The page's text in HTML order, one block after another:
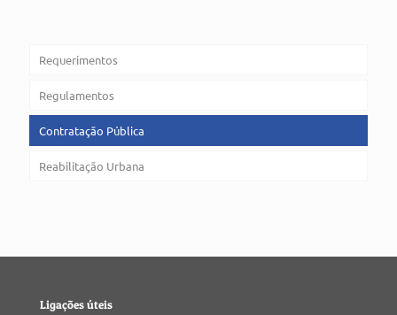
Requerimentos
Regulamentos
Contratação Pública
Reabilitação Urbana
Ligações úteis